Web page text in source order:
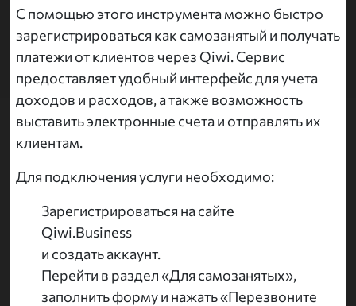
С помощью этого инструмента можно быстро
зарегистрироваться как самозанятый и получать
платежи от клиентов через Qiwi. Сервис
предоставляет удобный интерфейс для учета
доходов и расходов, а также возможность
выставить электронные счета и отправлять их
клиентам.
Для подключения услуги необходимо:
Зарегистрироваться на сайте
Qiwi.Business
и создать аккаунт.
Перейти в раздел «Для самозанятых»,
заполнить форму и нажать «Перезвоните